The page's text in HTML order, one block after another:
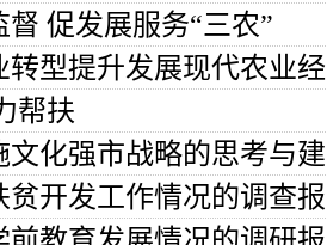
报告促发展服务“三农”
转型提升发展现代农业
帮扶
文化强市战略的思考与
贫开发工作情况的调查